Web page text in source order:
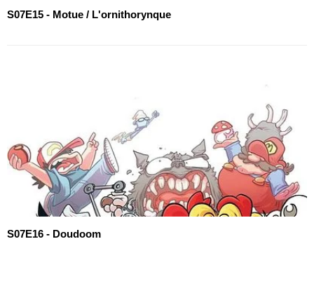
S07E15 - Motue / L'ornithorynque
S07E16 - Doudoom